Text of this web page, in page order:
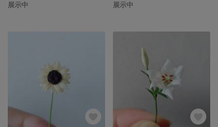
展示中
展示中